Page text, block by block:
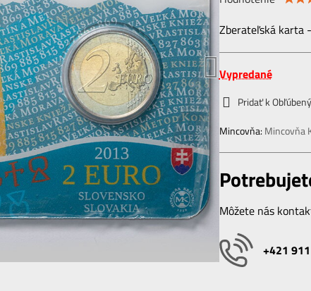
Zberateľská karta
Vypredané
Pridať k
Mincovňa: Mincovňa
Môžete nás
+421